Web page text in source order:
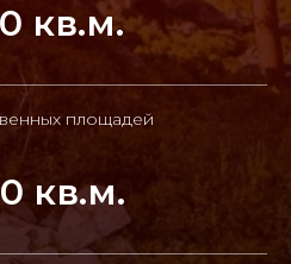
кв.м.
площадей
кв.м.